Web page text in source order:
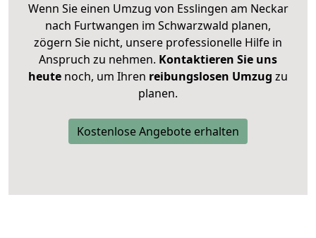
Wenn Sie einen Umzug von Esslingen am Neckar
nach Furtwangen im Schwarzwald planen,
zögern Sie nicht, unsere professionelle Hilfe in
Anspruch zu nehmen. Kontaktieren Sie uns
heute noch, um Ihren reibungslosen Umzug zu
planen.
Kostenlose Angebote erhalten